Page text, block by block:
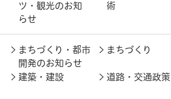
ツ・観光のお知
らせ
術
まちづくり・都市
開発のお知らせ
まちづくり
建築・建設 道路・交通政策